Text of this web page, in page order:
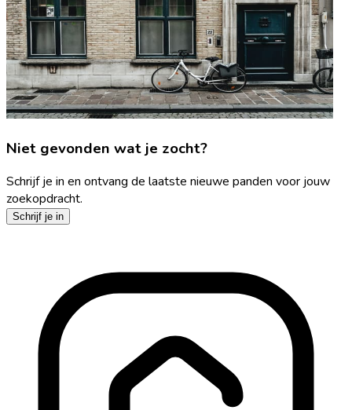
Niet gevonden wat je zocht?
Schrijf je in en ontvang de laatste nieuwe panden voor jouw
zoekopdracht.
Schrijf je in